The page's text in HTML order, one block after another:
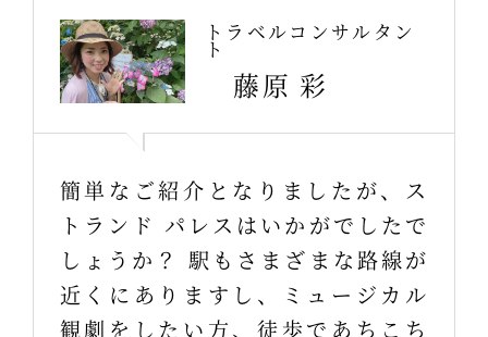
トラベルコンサルタン
ト
藤原 彩
簡単なご紹介となりましたが、ス
トランド パレスはいかがでしたで
しょうか？ 駅もさまざまな路線が
近くにありますし、ミュージカル
観劇をしたい方、徒歩であちこち